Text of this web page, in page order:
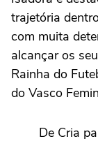
trajetória
com muita
alcançar os
Rainha do
do Vasco
De Cria